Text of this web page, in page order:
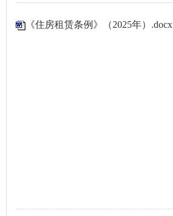
《住房租赁条例》（2025年）.docx